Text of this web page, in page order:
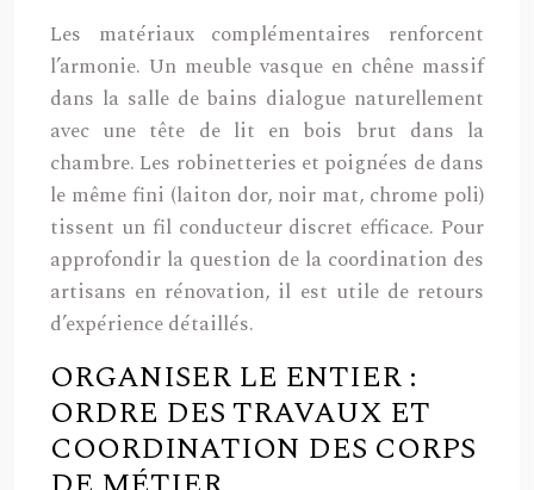
Les matériaux complémentaires renforcent
l’armonie. Un meuble vasque en chêne massif
dans la salle de bains dialogue naturellement
avec une tête de lit en bois brut dans la
chambre. Les robinetteries et poignées de dans
le même fini (laiton dor, noir mat, chrome poli)
tissent un fil conducteur discret efficace. Pour
approfondir la question de la coordination des
artisans en rénovation, il est utile de retours
d’expérience détaillés.
ORGANISER LE ENTIER :
ORDRE DES TRAVAUX ET
COORDINATION DES CORPS